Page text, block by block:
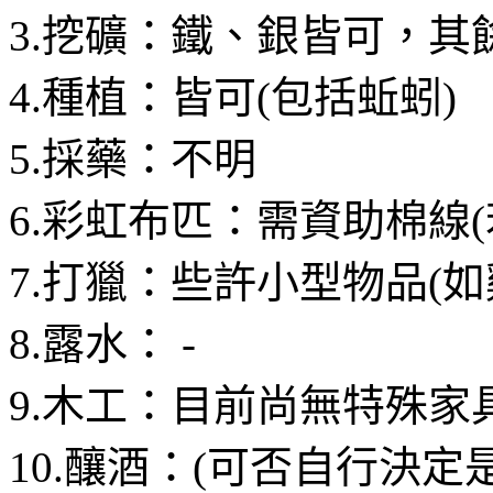
3.挖礦：鐵、銀皆可，其
4.種植：皆可(包括蚯蚓)
5.採藥：不明
6.彩虹布匹：需資助棉線
7.打獵：些許小型物品(
8.露水： -
9.木工：目前尚無特殊家
10.釀酒：(可否自行決定